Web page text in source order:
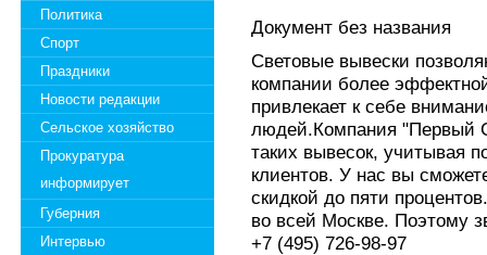
Политика
Спорт
Праздники
Новости редакции
Сельское хозяйство
Прокуратура
информирует
Губерния
Интервью
Документ без названия
Световые вывески
компании более
привлекает к себе
людей.Компания "Первый
таких вывесок, учитывая
клиентов. У нас вы
скидкой до пяти
во всей Москве. Поэтому
+7 (495) 726-98-97